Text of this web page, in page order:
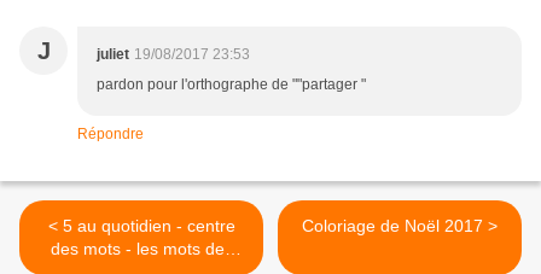
J juliet 19/08/2017 23:53
pardon pour l'orthographe de ""partager "
Répondre
< 5 au quotidien - centre
des mots - les mots des
Coloriage de Noël 2017 >